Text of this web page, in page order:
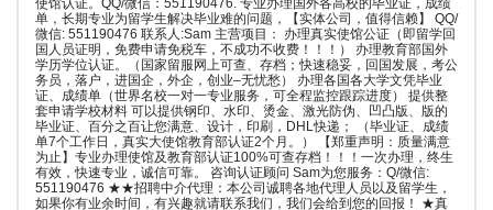
使馆认证。QQ/微信：551190476. 专业办理国外各高校的毕业证，成绩
单，长期专业为留学生解决毕业难的问题，【实体公司，值得信赖】 QQ/
微信: 551190476 联系人:Sam 主营项目： 办理真实使馆公证（即留学回
国人员证明，免费申请免税车，不成功不收费！！！） 办理教育部国外
学历学位认证。（国家留服网上可查、存档；快速稳妥，回国发展，考公
务员，落户，进国企，外企，创业–无忧愁） 办理各国各大学文凭毕业
证、成绩单（世界名校一对一专业服务，可全程监控跟踪进度） 提供整
套申请学校材料 可以提供钢印、水印、烫金、激光防伪、凹凸版、版的
毕业证、百分之百让您满意、设计，印刷，DHL快递； （毕业证、成绩
单7个工作日，真实大使馆教育部认证2个月。） 【郑重声明：质量满意
为止】专业办理使馆及教育部认证100%可查存档！！！一次办理，终生
有效，快速专业，诚信可靠。 咨询认证顾问 Sam为您服务：Q/微信:
551190476 ★★招聘中介代理：本公司诚聘各地代理人员以及留学生，
如果你有业余时间，有兴趣就请联系我们，我们会给到您的回报！ ★真